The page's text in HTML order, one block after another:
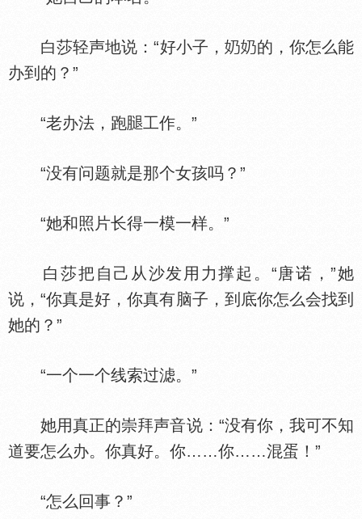
白莎轻声地说：“好小子，
的，你怎么能
办到的？”
“老办法，跑 工作。”
“没有问题就是那个女孩吗？”
“她和照片长得一模一样。”
白莎把自己从沙发用力撑起。“唐诺，”她
说，“你真是好，你真有脑子，到底你怎么会找到
她的？”
“一个一个线索过滤。”
她用真正的崇拜声音说：“没有你，我可不知
道要怎么办。你真好。你……你……混蛋！”
“怎么回事？”